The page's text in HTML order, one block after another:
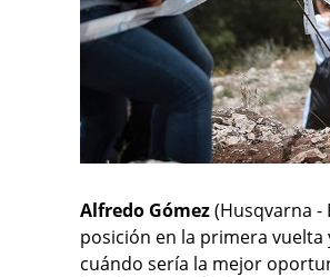
Alfredo Gómez(Husqvarna -
posición en la primera vuelta
cuándo sería la mejor